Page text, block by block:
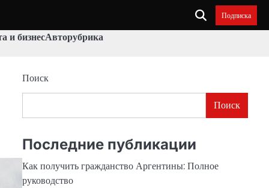
Подписка
и бизнесАвторубрика
Поиск
Поиск
Последние публикации
Как получить гражданство Аргентины: Полное
руководство